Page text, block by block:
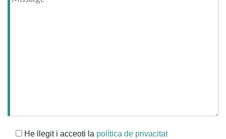
He llegit i acceoti la política de privacitat